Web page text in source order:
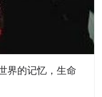
he is Muzhanga
slaves just wantonly
a pioneer, how are
Mu Chang The
Xianfeng emperor a
you fan your big ears
to be in a state of
界的记忆，生命